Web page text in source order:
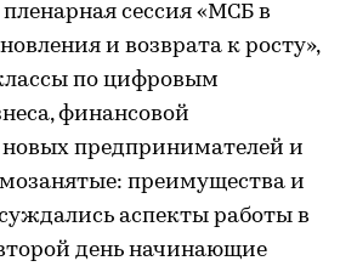
пленарная сессия «МСБ в
и возврата к росту»,
по цифровым
финансовой
предпринимателей и
преимущества и
аспекты работы в
день начинающие